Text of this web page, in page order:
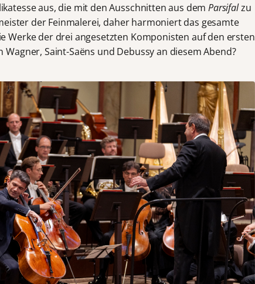
aus, die mit den Ausschnitten aus demParsifalzu
der Feinmalerei, daher harmoniert das gesamte
Werke der drei angesetzten Komponisten auf den ersten
Saint-Saëns und Debussy an diesem Abend?